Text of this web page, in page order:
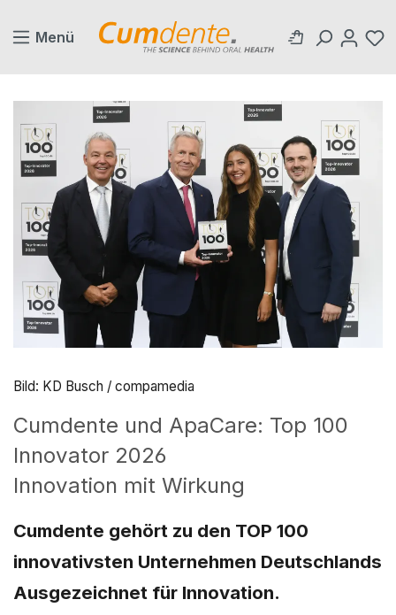
Menü
Bild: KD Busch / compamedia
Cumdente und ApaCare: Top 100
Innovator 2026
Innovation mit Wirkung
Cumdente gehört zu den TOP 100
innovativsten Unternehmen Deutschlands
Ausgezeichnet für Innovation.